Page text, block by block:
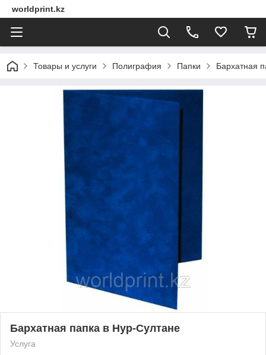
worldprint.kz
Товары и услуги Полиграфия Папки Бархатная
Бархатная папка в Нур-Султане
Услуга